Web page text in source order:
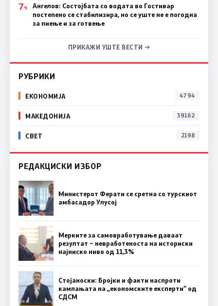
7Ч
Ангелов: Состојбата со водата во Гостивар
постепено се стабилизира, но се уште не е погодна
за пиење и за готвење
ПРИКАЖИ УШТЕ ВЕСТИ →
РУБРИКИ
ЕКОНОМИЈА 4794
МАКЕДОНИЈА 39162
СВЕТ 2198
РЕДАКЦИСКИ ИЗБОР
Министерот Ферати се сретна со турскиот
амбасадор Улусој
Мерките за самовработување даваат
резултат – невработеноста на историски
најниско ниво од 11,3%
Стојаноски: Бројки и факти наспроти
кампањата на „економските експерти“ од
СДСM